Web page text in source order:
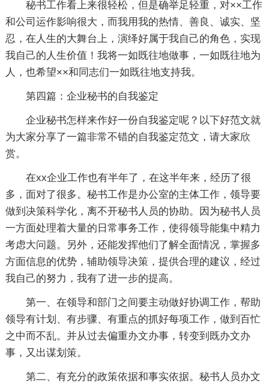
秘书工作看上来很轻松，但是确举足轻重，对××工作
和公司运作影响很大，而我用我的热情、善良、诚实、坚
忍，在人生的大舞台上，演绎好属于我自己的角色，实现
我自己的人生价值！我将一如既往地做事，一如既往地为
人，也希望××和同志们一如既往地支持我。
第四篇：企业秘书的自我鉴定
企业秘书怎样来作好一份自我鉴定呢？以下好范文就
为大家分享了一篇非常不错的自我鉴定范文，请大家欣
赏。
在xx企业工作也有半年了，在这半年来，经历了很
多，面对了很多。秘书工作是办公室的主体工作，领导要
做到决策科学化，离不开秘书人员的协助。因为秘书人员
一方面处理着大量的日常事务工作，使得领导能集中精力
考虑大问题。另外，还能发挥他们了解全面情况，掌握多
方面信息的优势，辅助领导决策，提供合理的建议，经过
我自己的努力，我有了进一步的提高。
第一、在领导和部门之间要主动做好协调工作，帮助
领导有计划、有步骤、有重点的抓好每项工作，做到百忙
之中而不乱。并从过去偏重办文办事，转变到既办文办
事，又出谋划策。
第二、有充分的政策依据和事实依据。秘书人员办文